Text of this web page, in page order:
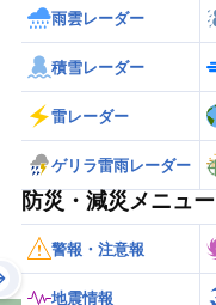
雨雲レーダー
積雪レーダー
雷レーダー
ゲリラ雷雨レーダー
防災・減災メニュー
警報・注意報
地震情報